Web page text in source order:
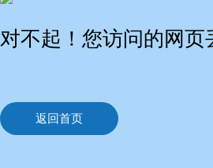
对不起！您访问的网
返回首页